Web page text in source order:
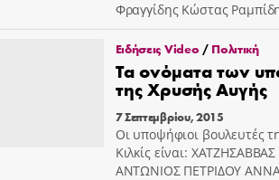
Φραγγίδης Κώστας
Ειδήσεις Video / Πολιτική
Τα ονόματα των
της Χρυσής Αυγής
7 Σεπτεμβρίου, 2015
Οι υποψήφιοι βουλευτές
Κιλκίς είναι:
ΑΝΤΩΝΙΟΣ ΠΕΤΡΙΔΟΥ